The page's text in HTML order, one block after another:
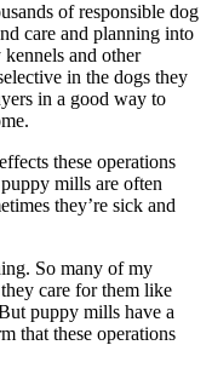
of responsible dog
care and planning into
and other
in the dogs they
in a good way to
these operations
mills are often
they’re sick and
So many of my
care for them like
puppy mills have a
that these operations